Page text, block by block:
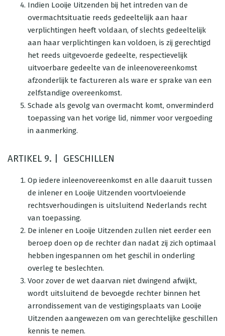
Indien Looije Uitzenden bij het intreden van de
overmachtsituatie reeds gedeeltelijk aan haar
verplichtingen heeft voldaan, of slechts gedeeltelijk
aan haar verplichtingen kan voldoen, is zij gerechtigd
het reeds uitgevoerde gedeelte, respectievelijk
uitvoerbare gedeelte van de inleenovereenkomst
afzonderlijk te factureren als ware er sprake van een
zelfstandige overeenkomst.
Schade als gevolg van overmacht komt, onverminderd
toepassing van het vorige lid, nimmer voor vergoeding
in aanmerking.
ARTIKEL 9. | GESCHILLEN
Op iedere inleenovereenkomst en alle daaruit tussen
de inlener en Looije Uitzenden voortvloeiende
rechtsverhoudingen is uitsluitend Nederlands recht
van toepassing.
De inlener en Looije Uitzenden zullen niet eerder een
beroep doen op de rechter dan nadat zij zich optimaal
hebben ingespannen om het geschil in onderling
overleg te beslechten.
Voor zover de wet daarvan niet dwingend afwijkt,
wordt uitsluitend de bevoegde rechter binnen het
arrondissement van de vestigingsplaats van Looije
Uitzenden aangewezen om van gerechtelijke geschillen
kennis te nemen.